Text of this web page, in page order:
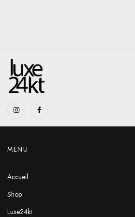
MENU
Accueil
Shop
Luxe24kt